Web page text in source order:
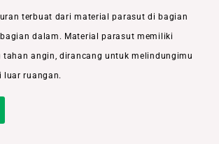
terbuat dari material parasut di bagian
dalam. Material parasut memiliki
tahan angin, dirancang untuk melindungimu
luar ruangan.